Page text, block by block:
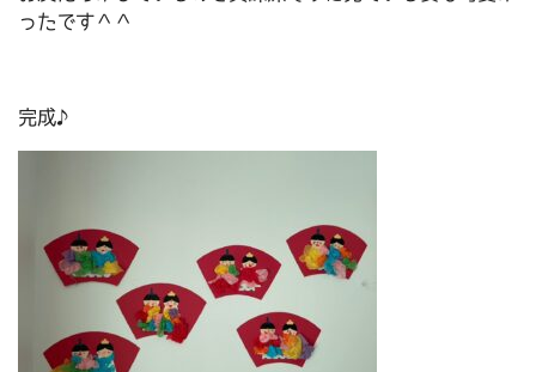
ったです＾＾
完成♪